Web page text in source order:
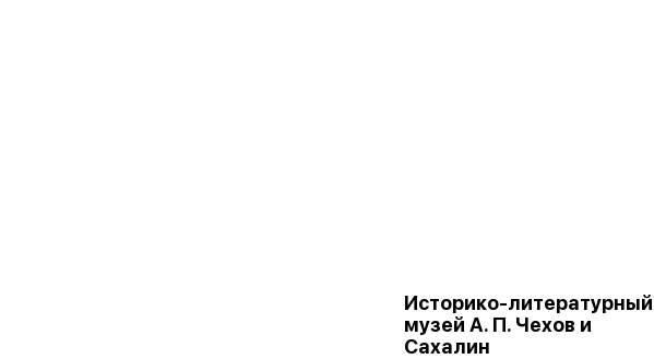
Историко-литературный
музей А. П. Чехов и
Сахалин